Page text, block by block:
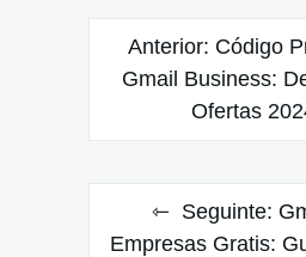
Navegação
Anterior: Código
Gmail Business:
Ofertas
Seguinte:
Empresas Gratis: